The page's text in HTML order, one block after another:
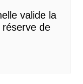
valide la
réserve de